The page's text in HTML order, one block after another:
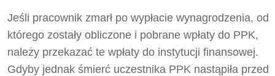
Jeśli pracownik zmarł po wypłacie wynagrodzenia, od
którego zostały obliczone i pobrane wpłaty do PPK,
należy przekazać te wpłaty do instytucji finansowej.
Gdyby jednak śmierć uczestnika PPK nastąpiła przed